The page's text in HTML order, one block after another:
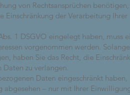
von Rechtsansprüchen benötigen,
Einschränkung der Verarbeitung Ihrer
1 DSGVO eingelegt haben, muss
vorgenommen werden.
haben Sie das Recht, die
zu verlangen.
Daten eingeschränkt haben,
abgesehen – nur mit Ihrer